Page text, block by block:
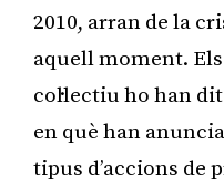
2010, arran de la
aquell moment.
col·lectiu ho han
en què han
tipus d’accions de